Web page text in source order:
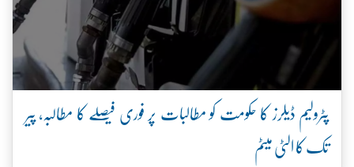
پٹرولیم ڈیلرز کا حکومت کو مطالبات پر فوری فیصلے کا مطالبہ، پیر
تک کا الٹی میٹم